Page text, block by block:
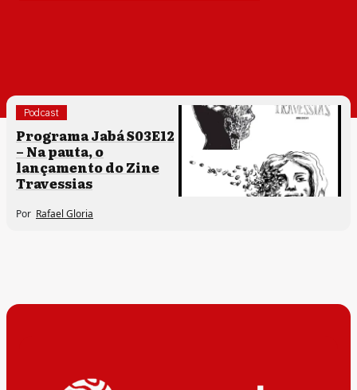
Podcast
Programa Jabá S03E12
– Na pauta, o
lançamento do Zine
Travessias
Por Rafael Gloria